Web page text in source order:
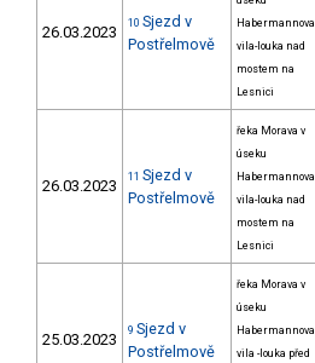
26.03.2023 10 Sjezd v
Postřelmově
Habermannova
vila-louka nad
mostem na
Lesnici
26.03.2023 11 Sjezd v
Postřelmově
řeka Morava v
úseku
Habermannova
vila-louka nad
mostem na
Lesnici
25.03.2023 9 Sjezd v
Postřelmově
řeka Morava v
úseku
Habermannova
vila -louka před